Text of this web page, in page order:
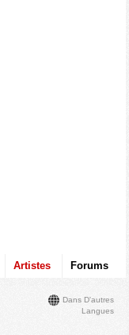
Artistes Forums
Dans D'autres
Langues